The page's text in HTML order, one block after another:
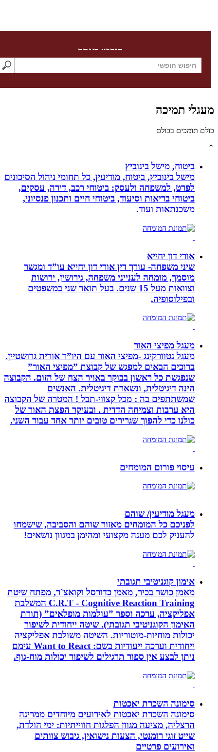
חיפוש באתר
תמיכה
תומכים בכולם
ביטוח, מישל בינוביץ
מישל בינוביץ, ביטוח, מודיעין, כל תחומי ניהול הסיכונים
לפרט, למשפחה ולעסק: ביטוחי רכב, דירה, עסקים,
ביטוחי בריאות וסיעוד, ביטוחי חיים ותכנון פנסיוני,
משכנתאות ועוד.
אורי דון יחייא
שיני משפחה- עורך דין אורי דון יחייא עו”ד ומגשר
מוסמך, מומחה לענייני משפחה, גירושין, ירושות
וצוואות מעל 15 שנים. בעל תואר שני במשפטים
ובפילוסופיה.
מעגל מפיצי האור
מעגל נטוורקינג -מפיצי האור עם היו”ר אורית גרושטיין.
ברוכים הבאים למפגש של קבוצת ”מפיצי האור”
שנפגשת כל ראשון בבוקר באויר הצח של הזום. הקבוצה
הינה דיגיטלית, ונשארת דיגיטלית. האנשים
שמשתתפים בה : מכל קצווי-תבל ! המטרה של הקבוצה
היא ערבות וצמיחה הדדית . ובעיקר הפצת האור של
כולנו כדי להפוך שגרירים טובים יותר אחד עבור השני.
עיסוי פורום המומחים
מעגל מודיעין/ שוהם
לפניכם כל המומחים מאזור שוהם והסביבה, שישמחו
להעניק לכם מענה מקצועי ומהימן במגוון נושאים!
אימון קוגניטיבי תגובתי
מאמן כושר בכיר, מאמן כדורסל וקואצ`ר, מפתח שיטת
C.R.T - Cognitive Reaction Training המשלבת
אפליקציה, ערכה וספר ”עולמות מופלאים” (תורת
האימון הקוגניטיבי תגובתי). שיטה ייחודית לשיפור
יכולות מוחיות-מוטוריות. השיטה משולבת אפליקציה
ייחודית וערכה ייעודיות בשם: Want to React עימם
ניתן לבצע אין ספור תרגילים לשיפור יכולות מוח-גוף.
סימונה השכרת יאכטות
סימונה השכרת יאכטות לאירועים מיוחדים ממרינה
הרצליה, מציעה מגוון הפלגות חווייתיות: ימי הולדת,
שייט זוגי רומנטי, הצעות נישואין, גיבוש צוותים
ואירועים פרטיים